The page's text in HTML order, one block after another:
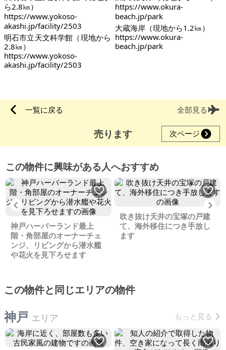
明石市立天文科学館（現地から
2.8㎞）
https://www.yokoso-
akashi.jp/facility/2503
大蔵海岸（現地から1.2㎞）
https://www.okura-
beach.jp/park
一覧に戻る 全部見る
売ります 次ページ
この物件に興味がある人へおすすめ
Previous
神戸ハーバーランド最上
階・角部屋のオーナーチェ
ンジ、リビングから潜水艦
や花火を見下ろせます
吹き抜け天井の宝塚の戸建
て、海外移住につき手放し
ます
この物件と同じエリアの物件
神戸 エリア もっと見る